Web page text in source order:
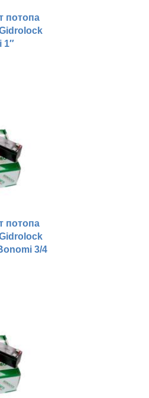
потопа
1″
потопа
3/4